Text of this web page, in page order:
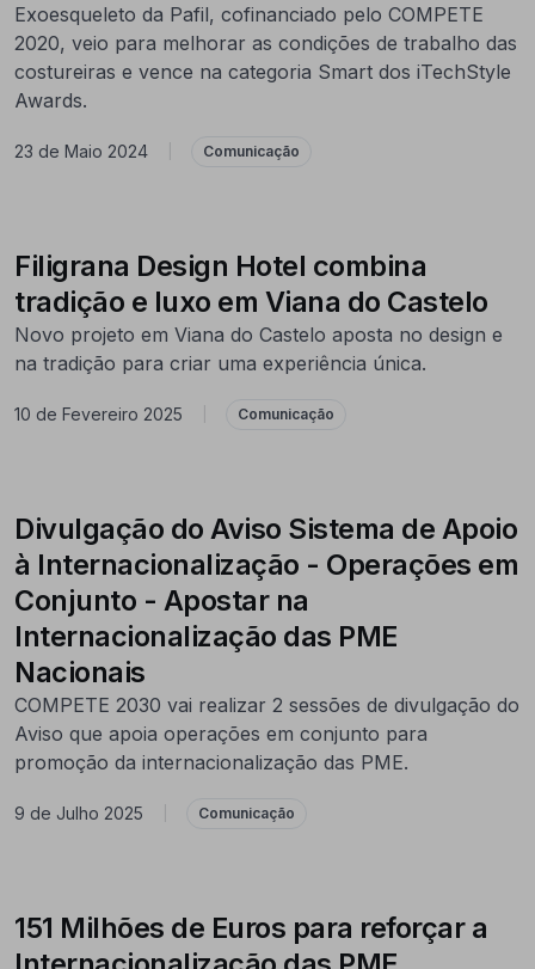
Exoesqueleto da Pafil, cofinanciado pelo COMPETE
2020, veio para melhorar as condições de trabalho das
costureiras e vence na categoria Smart dos iTechStyle
Awards.
23 de Maio 2024 Comunicação
Filigrana Design Hotel combina
tradição e luxo em Viana do Castelo
Novo projeto em Viana do Castelo aposta no design e
na tradição para criar uma experiência única.
10 de Fevereiro 2025 Comunicação
Divulgação do Aviso Sistema de Apoio
à Internacionalização - Operações em
Conjunto - Apostar na
Internacionalização das PME
Nacionais
COMPETE 2030 vai realizar 2 sessões de divulgação do
Aviso que apoia operações em conjunto para
promoção da internacionalização das PME.
9 de Julho 2025 Comunicação
151 Milhões de Euros para reforçar a